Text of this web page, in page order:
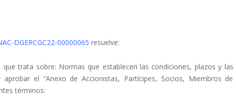
DGERCGC22-00000065 resuelve:
que trata sobre: Normas que establecen las condiciones, plazos y las
el “Anexo de Accionistas, Partícipes, Socios, Miembros de
términos: